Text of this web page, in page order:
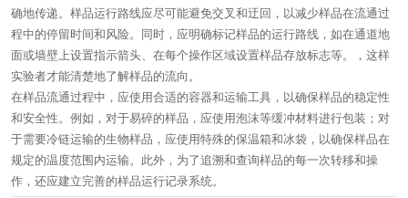
确地传递。样品运行路线应尽可能避免交叉和迂回，以减少样品在流通过
程中的停留时间和风险。同时，应明确标记样品的运行路线，如在通道地
面或墙壁上设置指示箭头、在每个操作区域设置样品存放标志等。，这样
实验者才能清楚地了解样品的流向。
在样品流通过程中，应使用合适的容器和运输工具，以确保样品的稳定性
和安全性。例如，对于易碎的样品，应使用泡沫等缓冲材料进行包装；对
于需要冷链运输的生物样品，应使用特殊的保温箱和冰袋，以确保样品在
规定的温度范围内运输。此外，为了追溯和查询样品的每一次转移和操
作，还应建立完善的样品运行记录系统。